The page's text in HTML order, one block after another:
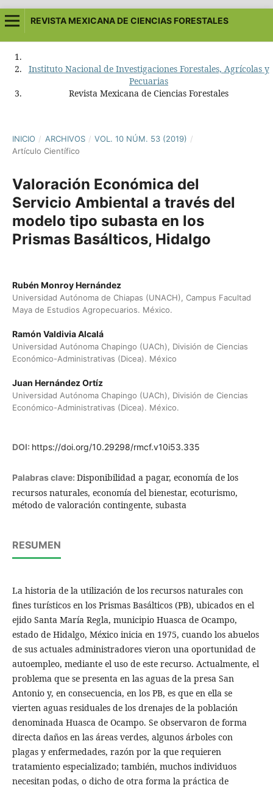
REVISTA MEXICANA DE CIENCIAS FORESTALES
Instituto Nacional de Investigaciones Forestales, Agrícolas y
Pecuarias
Revista Mexicana de Ciencias Forestales
INICIO / ARCHIVOS / VOL. 10 NÚM. 53 (2019) /
Artículo Científico
Valoración Económica del
Servicio Ambiental a través del
modelo tipo subasta en los
Prismas Basálticos, Hidalgo
Rubén Monroy Hernández
Universidad Autónoma de Chiapas (UNACH), Campus Facultad
Maya de Estudios Agropecuarios. México.
Ramón Valdivia Alcalá
Universidad Autónoma Chapingo (UACh), División de Ciencias
Económico-Administrativas (Dicea). México
Juan Hernández Ortíz
Universidad Autónoma Chapingo (UACh), División de Ciencias
Económico-Administrativas (Dicea). México.
DOI: https://doi.org/10.29298/rmcf.v10i53.335
Palabras clave: Disponibilidad a pagar, economía de los
recursos naturales, economía del bienestar, ecoturismo,
método de valoración contingente, subasta
RESUMEN
La historia de la utilización de los recursos naturales con
fines turísticos en los Prismas Basálticos (PB), ubicados en el
ejido Santa María Regla, municipio Huasca de Ocampo,
estado de Hidalgo, México inicia en 1975, cuando los abuelos
de sus actuales administradores vieron una oportunidad de
autoempleo, mediante el uso de este recurso. Actualmente, el
problema que se presenta en las aguas de la presa San
Antonio y, en consecuencia, en los PB, es que en ella se
vierten aguas residuales de los drenajes de la población
denominada Huasca de Ocampo. Se observaron de forma
directa daños en las áreas verdes, algunos árboles con
plagas y enfermedades, razón por la que requieren
tratamiento especializado; también, muchos individuos
necesitan podas, o dicho de otra forma la práctica de